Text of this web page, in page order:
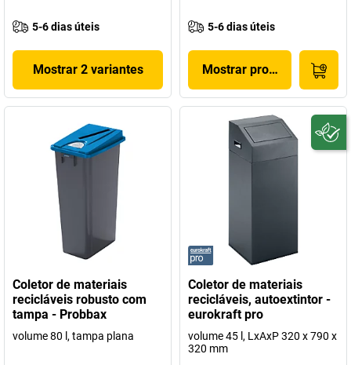
5-6 dias úteis
Mostrar 2 variantes
5-6 dias úteis
Mostrar produto
Coletor de materiais
recicláveis robusto com
tampa - Probbax
volume 80 l, tampa plana
Coletor de materiais
recicláveis, autoextintor -
eurokraft pro
volume 45 l, LxAxP 320 x 790 x
320 mm